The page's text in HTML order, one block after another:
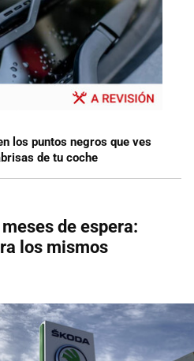
los puntos negros que ves
de tu coche
de espera:
los mismos